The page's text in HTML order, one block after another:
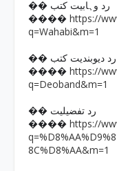
�� رد وہابیت کتب
���� https://
q=Wahabi&m=1
�� رد دیوبندیت کتب
���� https://
q=Deoband&m=1
�� رد تفضیلیت
���� https://
8C%D8%AA&m=1